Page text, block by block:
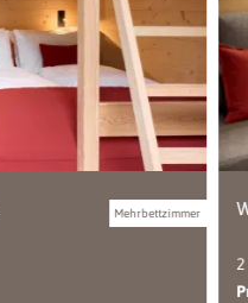
Mehrbettzimmer